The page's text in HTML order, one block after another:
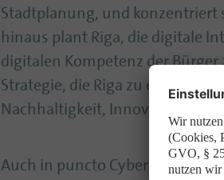
Stadtplanung, und konzentriert
hinaus plant Riga, die digitale
digitalen Kompetenz der Bürger
Strategie, die Riga zu einem
Nachhaltigkeit, Innovation und
Auch in puncto Cybersicherheit